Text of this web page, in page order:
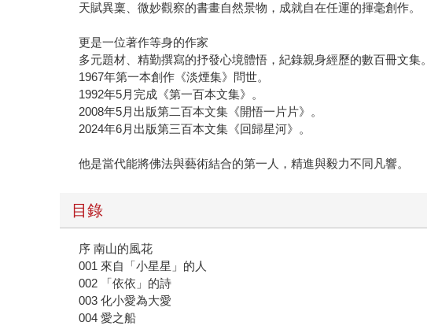
天賦異稟、微妙觀察的書畫自然景物，成就自在任運的揮毫創作。
更是一位著作等身的作家
多元題材、精勤撰寫的抒發心境體悟，紀錄親身經歷的數百冊文集。
1967年第一本創作《淡煙集》問世。
1992年5月完成《第一百本文集》。
2008年5月出版第二百本文集《開悟一片片》。
2024年6月出版第三百本文集《回歸星河》。
他是當代能將佛法與藝術結合的第一人，精進與毅力不同凡響。
目錄
序 南山的風花
001 來自「小星星」的人
002 「依依」的詩
003 化小愛為大愛
004 愛之船